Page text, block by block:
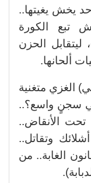
حد يخش يغيتها..
تبع الكورة
ليتقابل الحزن
ألحانها.
الغزي متغنية
سجنٍ واسع؟..
تحت الأنقاض..
وتقاتل..
الغابة.. من